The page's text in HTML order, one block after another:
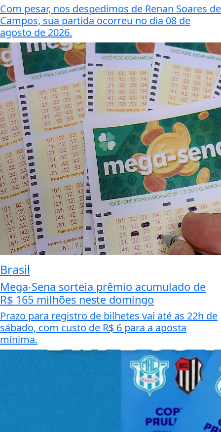
Com pesar, nos despedimos de Renan Soares de
Campos, sua partida ocorreu no dia 08 de
agosto de 2026.
Brasil
Mega-Sena sorteia prêmio acumulado de
R$ 165 milhões neste domingo
Prazo para registro de bilhetes vai até as 22h de
sábado, com custo de R$ 6 para a aposta
mínima.